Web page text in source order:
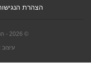
הצהרת
© 2026 - הפטריה. כל הזכויות שמורות.